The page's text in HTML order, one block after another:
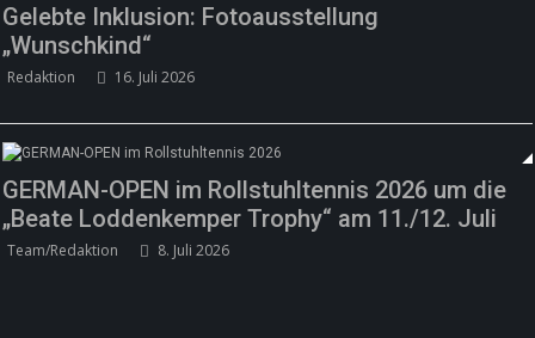
Gelebte Inklusion: Fotoausstellung
„Wunschkind“
Redaktion 16. Juli 2026
GERMAN-OPEN im Rollstuhltennis 2026 um die
„Beate Loddenkemper Trophy“ am 11./12. Juli
Team/Redaktion 8. Juli 2026